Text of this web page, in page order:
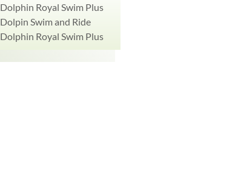
Dolphin Royal Swim Plus
Dolpin Swim and Ride
Dolphin Royal Swim Plus